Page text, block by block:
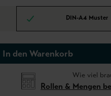
DIN-A4 Muster
In den Warenkorb
Wie viel
Rollen & Mengen